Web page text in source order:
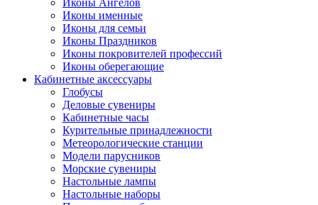
Иконы Ангелов
Иконы именные
Иконы для семьи
Иконы Праздников
Иконы покровителей профессий
Иконы оберегающие
Кабинетные аксессуары
Глобусы
Деловые сувениры
Кабинетные часы
Курительные принадлежности
Метеорологические станции
Модели парусников
Морские сувениры
Настольные лампы
Настольные наборы